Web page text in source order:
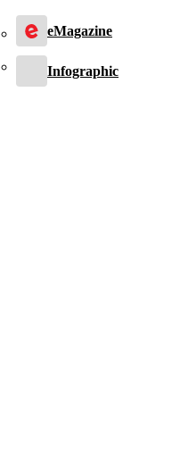
eMagazine
Infographic